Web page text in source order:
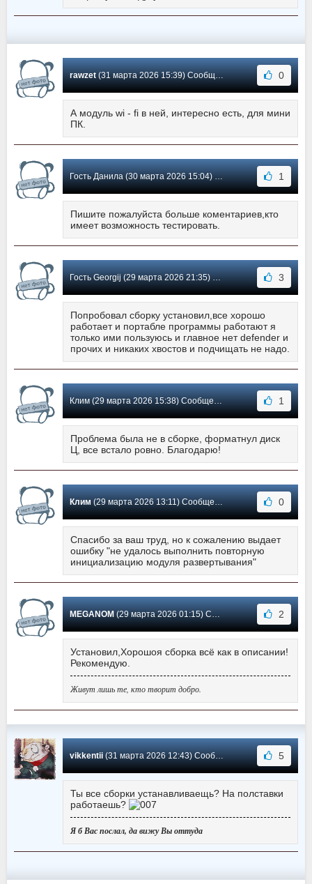
rawzet(31 марта 2026 15:39) Сообщение #6 0
А модуль wi - fi в ней, интересно есть, для мини
ПК.
Гость Данила (30 марта 2026 15:04) Сообщение #5 1
Пишите пожалуйста больше коментариев,кто
имеет возможность тестировать.
Гость Georgij (29 марта 2026 21:35) Сообщение #4 3
Попробовал сборку установил,все хорошо
работает и портабле программы работают я
только ими пользуюсь и главное нет defender и
прочих и никаких хвостов и подчищать не надо.
Клим (29 марта 2026 15:38) Сообщение #3 1
Проблема была не в сборке, форматнул диск
Ц, все встало ровно. Благодарю!
Клим(29 марта 2026 13:11) Сообщение #2 0
Спасибо за ваш труд, но к сожалению выдает
ошибку "не удалось выполнить повторную
инициализацию модуля развертывания"
MEGANOM(29 марта 2026 01:15) Сообщение #1 2
Установил,Хорошоя сборка всё как в описании!
Рекомендую.
Живут лишь те, кто творит добро.
vikkentii(31 марта 2026 12:43) Сообщение #0 5
Ты все сборки устанавливаещь? На полставки
работаешь?
Я б Вас послал, да вижу Вы оттуда